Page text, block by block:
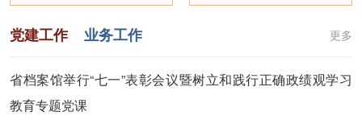
党建工作 业务工作 更多
省档案馆举行“七一”表彰会议暨树立和践行正确政绩观学习
教育专题党课